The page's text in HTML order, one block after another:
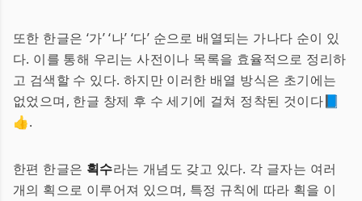
또한 한글은 ‘가’ ‘나’ ‘다’ 순으로 배열되는 가나다 순이 있
다. 이를 통해 우리는 사전이나 목록을 효율적으로 정리하
고 검색할 수 있다. 하지만 이러한 배열 방식은 초기에는
없었으며, 한글 창제 후 수 세기에 걸쳐 정착된 것이다📘
👍.
한편 한글은 획수라는 개념도 갖고 있다. 각 글자는 여러
개의 획으로 이루어져 있으며, 특정 규칙에 따라 획을 이